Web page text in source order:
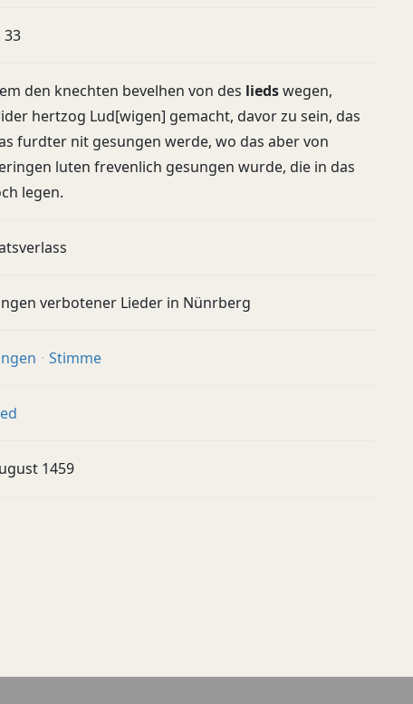
33
den knechten bevelhen von des liedswegen,
hertzog Lud[wigen] gemacht, davor zu sein, das
furdter nit gesungen werde, wo das aber von
luten frevenlich gesungen wurde, die in das
legen.
verbotener Lieder in Nünrberg
Stimme
1459